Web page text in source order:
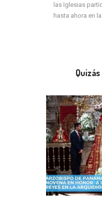
las Iglesias
hasta ahora en